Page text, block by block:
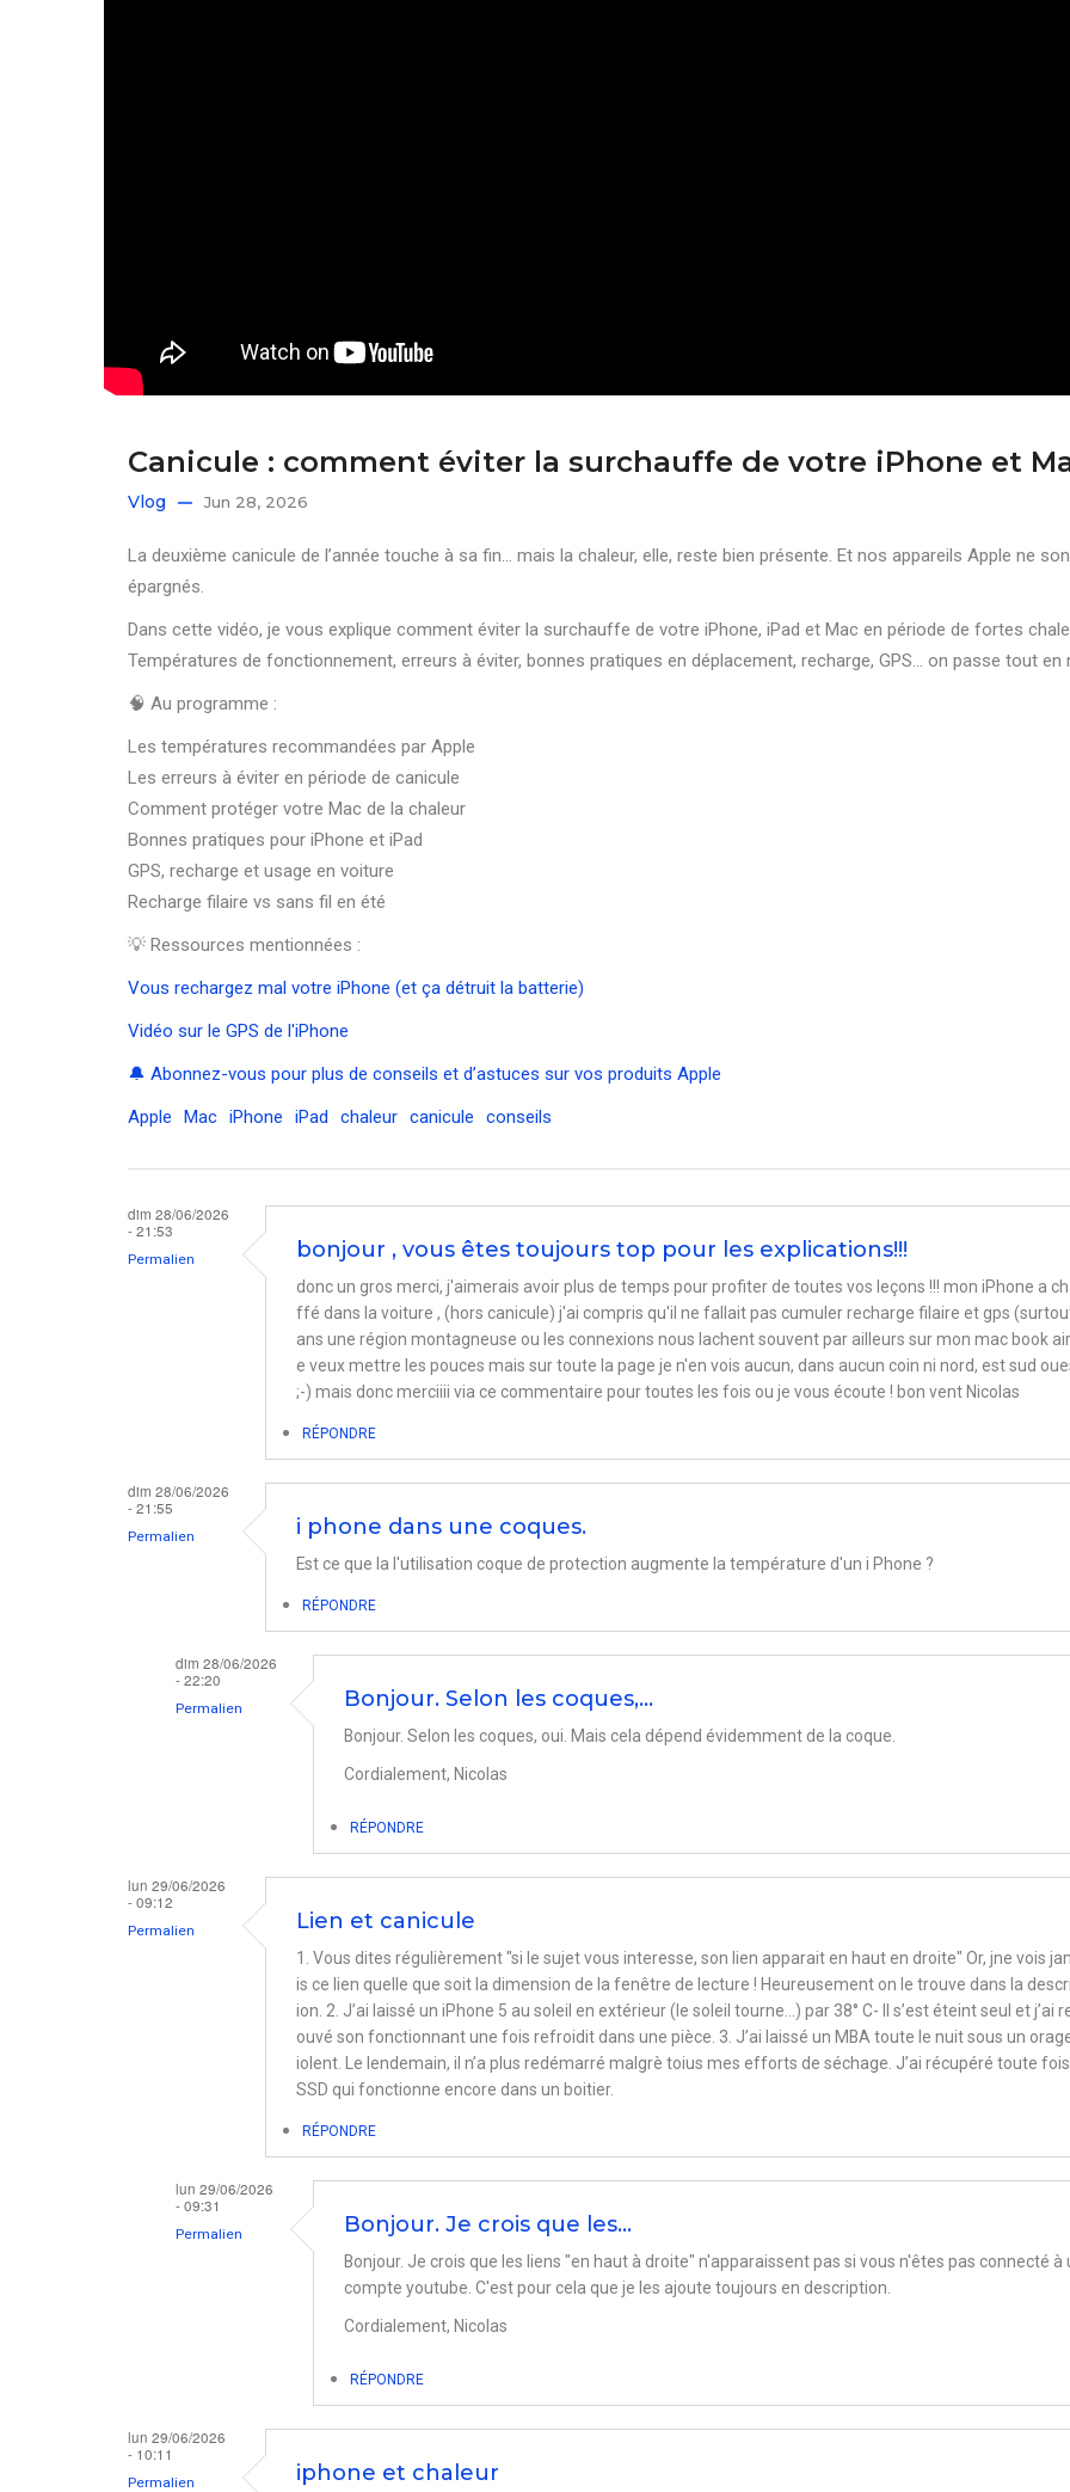
Canicule : comment éviter la surchauffe de votre iPhone et
Vlog Jun 28, 2026
La deuxième canicule de l’année touche à sa fin… mais la chaleur, elle, reste bien présente. Et nos appareils Apple ne
épargnés.
Dans cette vidéo, je vous explique comment éviter la surchauffe de votre iPhone, iPad et Mac en période de fortes
Températures de fonctionnement, erreurs à éviter, bonnes pratiques en déplacement, recharge, GPS… on passe tout en
🧠 Au programme :
Les températures recommandées par Apple
Les erreurs à éviter en période de canicule
Comment protéger votre Mac de la chaleur
Bonnes pratiques pour iPhone et iPad
GPS, recharge et usage en voiture
Recharge filaire vs sans fil en été
💡 Ressources mentionnées :
Vous rechargez mal votre iPhone (et ça détruit la batterie)
Vidéo sur le GPS de l'iPhone
🔔 Abonnez-vous pour plus de conseils et d’astuces sur vos produits Apple
Apple
Mac iPhone iPad chaleur canicule conseils
dim 28/06/2026
- 21:53
Permalien bonjour , vous êtes toujours top pour les explications!!!
donc un gros merci, j'aimerais avoir plus de temps pour profiter de toutes vos leçons !!! mon iPhone a
ffé dans la voiture , (hors canicule) j'ai compris qu'il ne fallait pas cumuler recharge filaire et gps
ans une région montagneuse ou les connexions nous lachent souvent par ailleurs sur mon mac book
e veux mettre les pouces mais sur toute la page je n'en vois aucun, dans aucun coin ni nord, est sud
;-) mais donc merciiii via ce commentaire pour toutes les fois ou je vous écoute ! bon vent Nicolas
RÉPONDRE
dim 28/06/2026
- 21:55
Permalien i phone dans une coques.
Est ce que la l'utilisation coque de protection augmente la température d'un i Phone ?
RÉPONDRE
dim 28/06/2026
- 22:20
Permalien
phone
Bonjour. Selon les coques,…
Bonjour. Selon les coques, oui. Mais cela dépend évidemment de la coque.
Cordialement, Nicolas
RÉPONDRE
lun 29/06/2026
- 09:12
Permalien Lien et canicule
1. Vous dites régulièrement "si le sujet vous interesse, son lien apparait en haut en droite" Or, jne vois
is ce lien quelle que soit la dimension de la fenêtre de lecture ! Heureusement on le trouve dans la
ion. 2. J’ai laissé un iPhone 5 au soleil en extérieur (le soleil tourne...) par 38° C- Il s’est éteint seul et j’ai
ouvé son fonctionnant une fois refroidit dans une pièce. 3. J’ai laissé un MBA toute le nuit sous un
iolent. Le lendemain, il n’a plus redémarré malgrè toius mes efforts de séchage. J’ai récupéré toute
SSD qui fonctionne encore dans un boitier.
RÉPONDRE
lun 29/06/2026
- 09:31
Permalien
canicule
Bonjour. Je crois que les…
Bonjour. Je crois que les liens "en haut à droite" n'apparaissent pas si vous n'êtes pas connecté à
compte youtube. C'est pour cela que je les ajoute toujours en description.
Cordialement, Nicolas
RÉPONDRE
lun 29/06/2026
- 10:11
Permalien iphone et chaleur